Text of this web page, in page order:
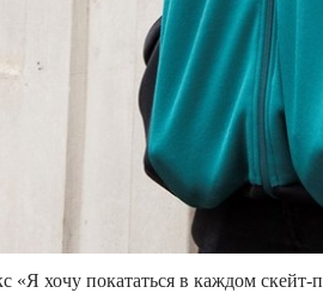
«Я хочу покататься в каждом скейт-